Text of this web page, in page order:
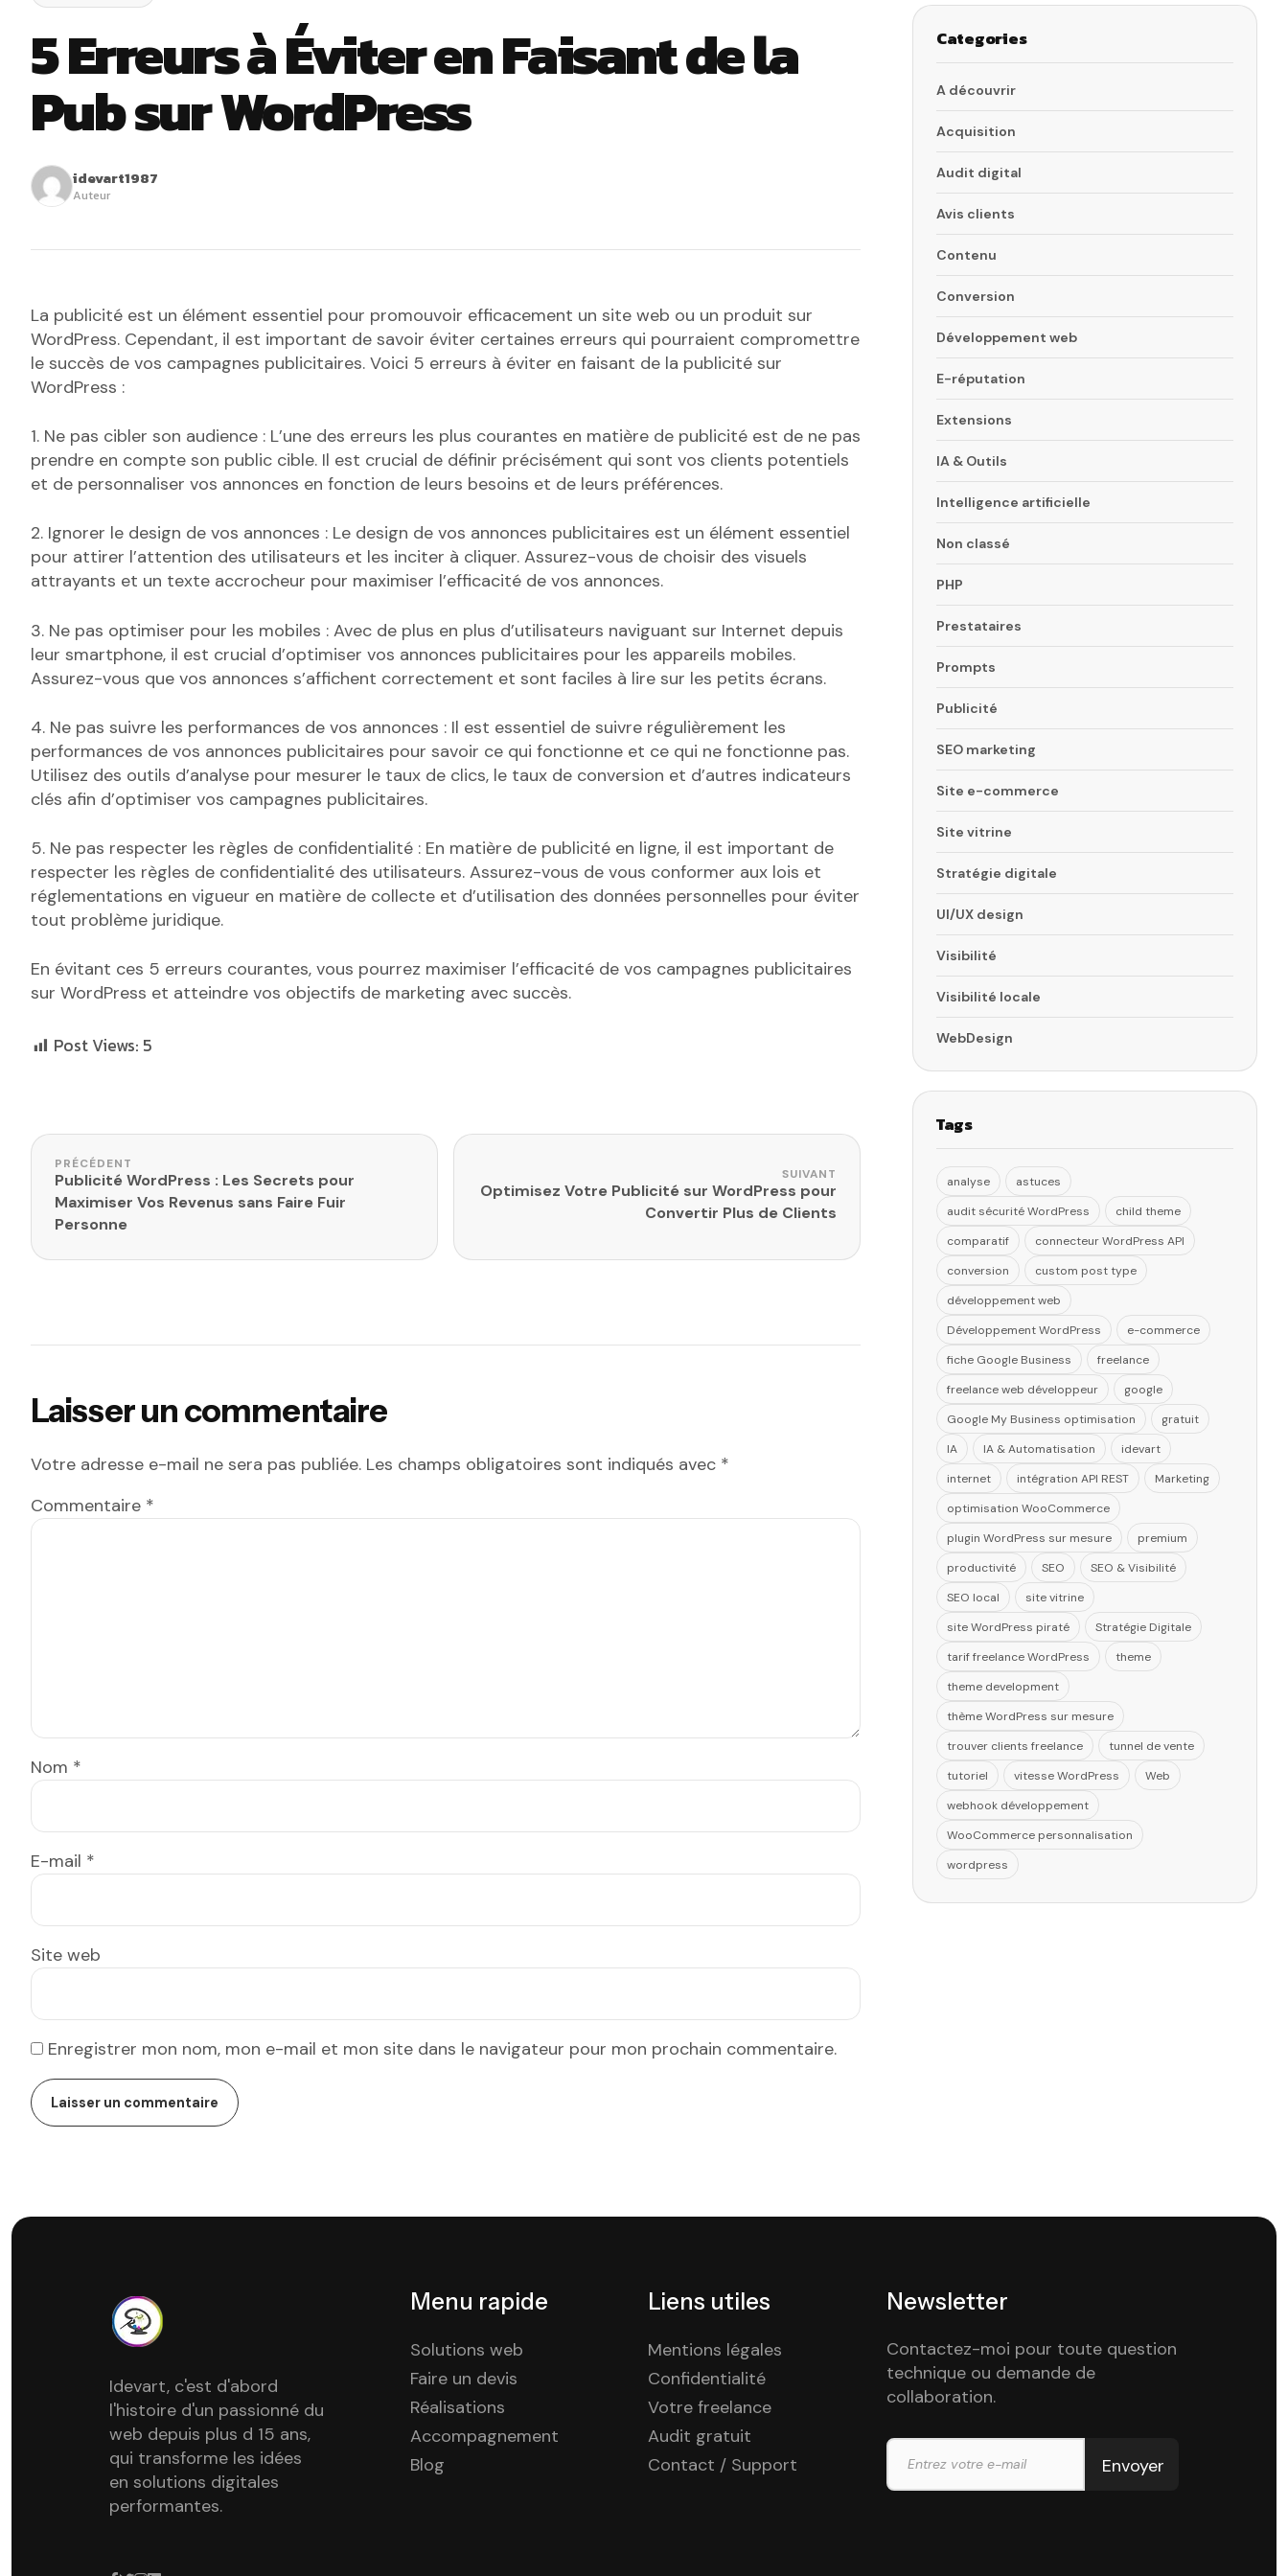
5 Erreurs à Éviter en Faisant de la
Pub sur WordPress
idevart1987
Auteur
La publicité est un élément essentiel pour promouvoir efficacement un site web ou un produit sur
WordPress. Cependant, il est important de savoir éviter certaines erreurs qui pourraient compromettre
le succès de vos campagnes publicitaires. Voici 5 erreurs à éviter en faisant de la publicité sur
WordPress :
1. Ne pas cibler son audience : L’une des erreurs les plus courantes en matière de publicité est de ne pas
prendre en compte son public cible. Il est crucial de définir précisément qui sont vos clients potentiels
et de personnaliser vos annonces en fonction de leurs besoins et de leurs préférences.
2. Ignorer le design de vos annonces : Le design de vos annonces publicitaires est un élément essentiel
pour attirer l’attention des utilisateurs et les inciter à cliquer. Assurez-vous de choisir des visuels
attrayants et un texte accrocheur pour maximiser l’efficacité de vos annonces.
3. Ne pas optimiser pour les mobiles : Avec de plus en plus d’utilisateurs naviguant sur Internet depuis
leur smartphone, il est crucial d’optimiser vos annonces publicitaires pour les appareils mobiles.
Assurez-vous que vos annonces s’affichent correctement et sont faciles à lire sur les petits écrans.
4. Ne pas suivre les performances de vos annonces : Il est essentiel de suivre régulièrement les
performances de vos annonces publicitaires pour savoir ce qui fonctionne et ce qui ne fonctionne pas.
Utilisez des outils d’analyse pour mesurer le taux de clics, le taux de conversion et d’autres indicateurs
clés afin d’optimiser vos campagnes publicitaires.
5. Ne pas respecter les règles de confidentialité : En matière de publicité en ligne, il est important de
respecter les règles de confidentialité des utilisateurs. Assurez-vous de vous conformer aux lois et
réglementations en vigueur en matière de collecte et d’utilisation des données personnelles pour éviter
tout problème juridique.
En évitant ces 5 erreurs courantes, vous pourrez maximiser l’efficacité de vos campagnes publicitaires
sur WordPress et atteindre vos objectifs de marketing avec succès.
Post Views: 5
Navigation de l’article
PRÉCÉDENT
Publicité WordPress : Les Secrets pour
Maximiser Vos Revenus sans Faire Fuir
Personne
SUIVANT
Optimisez Votre Publicité sur WordPress pour
Convertir Plus de Clients
Laisser un commentaire
Votre adresse e-mail ne sera pas publiée. Les champs obligatoires sont indiqués avec *
Commentaire *
Nom *
E-mail *
Site web
Enregistrer mon nom, mon e-mail et mon site dans le navigateur pour mon prochain commentaire.
Categories
A découvrir
Acquisition
Audit digital
Avis clients
Contenu
Conversion
Développement web
E-réputation
Extensions
IA & Outils
Intelligence artificielle
Non classé
PHP
Prestataires
Prompts
Publicité
SEO marketing
Site e-commerce
Site vitrine
Stratégie digitale
UI/UX design
Visibilité
Visibilité locale
WebDesign
Tags
analyse
astuces
audit sécurité WordPress
child theme
comparatif
connecteur WordPress API
conversion
custom post type
développement web
Développement WordPress
e-commerce
fiche Google Business
freelance
freelance web développeur
google
Google My Business optimisation
gratuit
IA
IA & Automatisation
idevart
internet
intégration API REST
Marketing
optimisation WooCommerce
plugin WordPress sur mesure
premium
productivité
SEO
SEO & Visibilité
SEO local
site vitrine
site WordPress piraté
Stratégie Digitale
tarif freelance WordPress
theme
theme development
thème WordPress sur mesure
trouver clients freelance
tunnel de vente
tutoriel
vitesse WordPress
Web
webhook développement
WooCommerce personnalisation
wordpress
Idevart, c'est d'abord
l'histoire d'un passionné du
web depuis plus d 15 ans,
qui transforme les idées
en solutions digitales
performantes.
Menu rapide
Solutions web
Faire un devis
Réalisations
Accompagnement
Blog
Liens utiles
Mentions légales
Confidentialité
Votre freelance
Audit gratuit
Contact / Support
Newsletter
Contactez-moi pour toute question
technique ou demande de
collaboration.